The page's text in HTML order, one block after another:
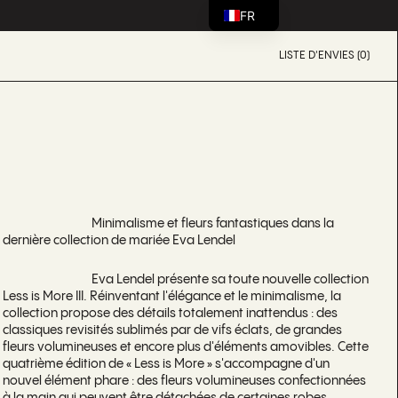
LISTE D'ENVIES (0)
Minimalisme et fleurs fantastiques dans la
dernière collection de mariée Eva Lendel
Eva Lendel présente sa toute nouvelle collection
Less is More III. Réinventant l'élégance et le minimalisme, la
collection propose des détails totalement inattendus : des
classiques revisités sublimés par de vifs éclats, de grandes
fleurs volumineuses et encore plus d'éléments amovibles. Cette
quatrième édition de « Less is More » s'accompagne d'un
nouvel élément phare : des fleurs volumineuses confectionnées
FR